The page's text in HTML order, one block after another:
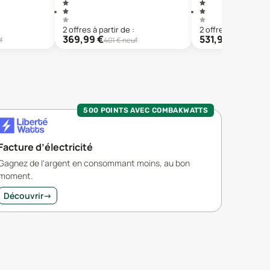
2offresà partir de :
369,99€401€ neuf
2offre
531,99
500 POINTS AVEC COMBAKWATTS
d’électricité
de l'argent en consommant moins, au bon
Découvrir→